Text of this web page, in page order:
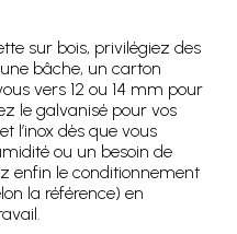
sur bois, privilégiez des
bâche, un carton
vers 12 ou 14 mm pour
le galvanisé pour vos
l’inox dès que vous
ou un besoin de
enfin le conditionnement
la référence) en